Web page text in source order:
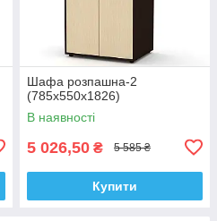
Шафа розпашна-2
(785х550х1826)
В наявності
5 026,50 ₴ 5 585 ₴
Купити